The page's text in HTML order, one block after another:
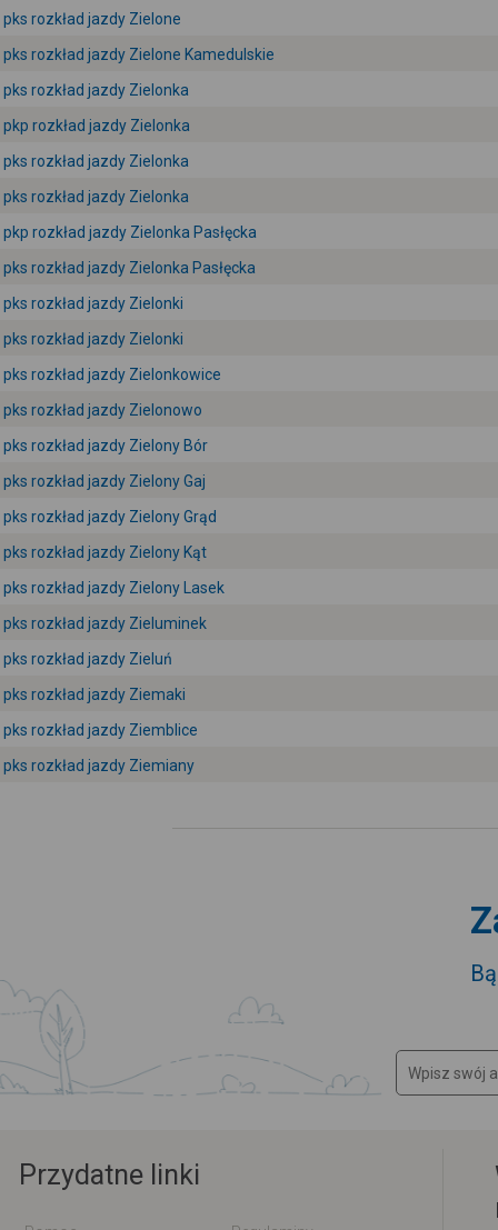
pks rozkład jazdy Zielone
pks rozkład jazdy Zielone Kamedulskie
pks rozkład jazdy Zielonka
pkp rozkład jazdy Zielonka
pks rozkład jazdy Zielonka
pks rozkład jazdy Zielonka
pkp rozkład jazdy Zielonka Pasłęcka
pks rozkład jazdy Zielonka Pasłęcka
pks rozkład jazdy Zielonki
pks rozkład jazdy Zielonki
pks rozkład jazdy Zielonkowice
pks rozkład jazdy Zielonowo
pks rozkład jazdy Zielony Bór
pks rozkład jazdy Zielony Gaj
pks rozkład jazdy Zielony Grąd
pks rozkład jazdy Zielony Kąt
pks rozkład jazdy Zielony Lasek
pks rozkład jazdy Zieluminek
pks rozkład jazdy Zieluń
pks rozkład jazdy Ziemaki
pks rozkład jazdy Ziemblice
pks rozkład jazdy Ziemiany
Przydatne linki